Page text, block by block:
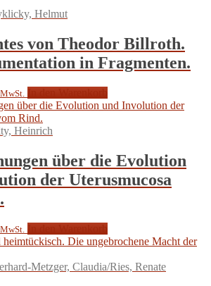
Helmut
von Theodor Billroth.
in Fragmenten.
Heinrich
über die Evolution
der Uterusmucosa
Metzger, Claudia/Ries, Renate